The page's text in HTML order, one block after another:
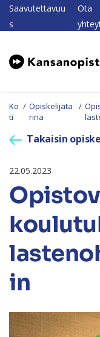
Saavutettavuu
s
Ota
Ko
ti
/ Opiskelijata
rina
/
Takaisin
22.05.2023
in